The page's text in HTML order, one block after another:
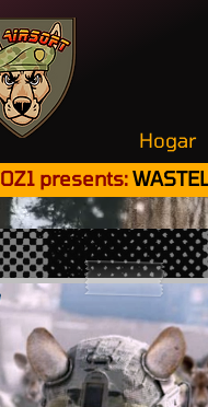
Hogar
OZ1 presents: